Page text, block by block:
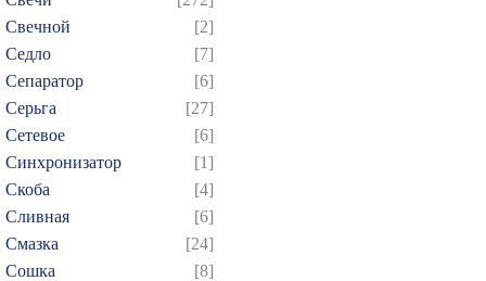
Свечной
[2]
Седло
[7]
Сепаратор
[6]
Серьга
[27]
Сетевое
[6]
Синхронизатор
[1]
Скоба
[4]
Сливная
[6]
Смазка
[24]
Сошка
[8]